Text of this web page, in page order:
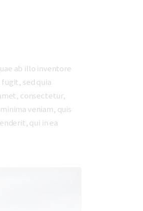
ab illo inventore
sed quia
consectetur,
veniam, quis
qui in ea